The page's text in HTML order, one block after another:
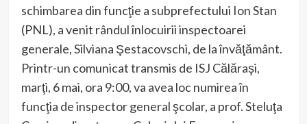
schimbarea din funcţie a subprefectului Ion Stan
(PNL), a venit rândul înlocuirii inspectoarei
generale, Silviana Şestacovschi, de la învăţământ.
Printr-un comunicat transmis de ISJ Călăraşi,
marţi, 6 mai, ora 9:00, va avea loc numirea în
funcţia de inspector general şcolar, a prof. Steluţa